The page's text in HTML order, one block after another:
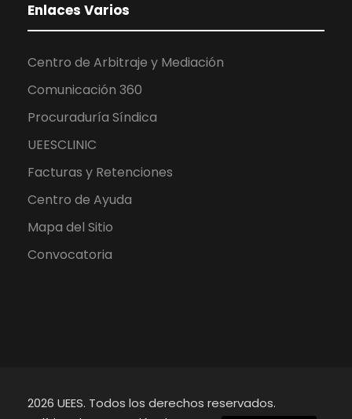
Enlaces Varios
Centro de Arbitraje y Mediación
Comunicación 360
Procuraduría Síndica
UEESCLINIC
Facturas y Retenciones
Centro de Ayuda
Mapa del Sitio
Convocatoria
2026 UEES. Todos los derechos reservados.
English